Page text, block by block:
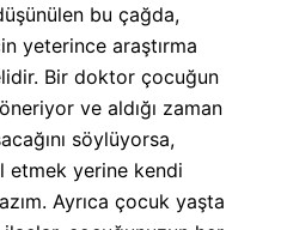
bu çağda,
yeterince araştırma
Bir doktor çocuğun
ve aldığı zaman
söylüyorsa,
etmek yerine kendi
Ayrıca çocuk yaşta